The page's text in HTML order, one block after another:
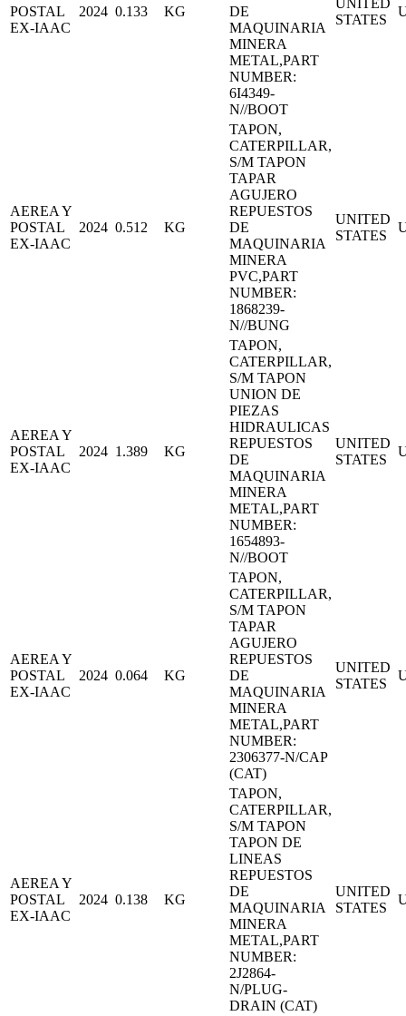
POSTAL
EX-IAAC
2024 0.133 KG
DE
MAQUINARIA
MINERA
METAL,PART
NUMBER:
6I4349-
N//BOOT
STATES
AEREA Y
POSTAL
EX-IAAC
2024 0.512 KG
TAPON,
CATERPILLAR,
S/M TAPON
TAPAR
AGUJERO
REPUESTOS
DE
MAQUINARIA
MINERA
PVC,PART
NUMBER:
1868239-
N//BUNG
UNITED
STATES
AEREA Y
POSTAL
EX-IAAC
2024 1.389 KG
TAPON,
CATERPILLAR,
S/M TAPON
UNION DE
PIEZAS
HIDRAULICAS
REPUESTOS
DE
MAQUINARIA
MINERA
METAL,PART
NUMBER:
1654893-
N//BOOT
UNITED
STATES
AEREA Y
POSTAL
EX-IAAC
2024 0.064 KG
TAPON,
CATERPILLAR,
S/M TAPON
TAPAR
AGUJERO
REPUESTOS
DE
MAQUINARIA
MINERA
METAL,PART
NUMBER:
2306377-N/CAP
(CAT)
UNITED
STATES
AEREA Y
POSTAL
EX-IAAC
2024 0.138 KG
TAPON,
CATERPILLAR,
S/M TAPON
TAPON DE
LINEAS
REPUESTOS
DE
MAQUINARIA
MINERA
METAL,PART
NUMBER:
2J2864-
N/PLUG-
DRAIN (CAT)
UNITED
STATES